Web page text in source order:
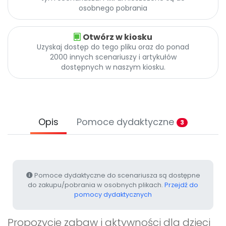
Pomoc
Promocje
osobnego pobrania
Otwórz w kiosku
Uzyskaj dostęp do tego pliku oraz do ponad
2000 innych scenariuszy i artykułów
dostępnych w naszym kiosku.
Opis Pomoce dydaktyczne 3
Pomoce dydaktyczne do scenariusza są dostępne
do zakupu/pobrania w osobnych plikach. Przejdź do
pomocy dydaktycznych
Propozycje zabaw i aktywności dla dzieci